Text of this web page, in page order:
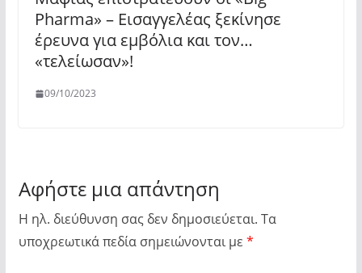
Pharma» – Εισαγγελέας ξεκίνησε
έρευνα για εμβόλια και τον…
«τελείωσαν»!
09/10/2023
Αφήστε μια απάντηση
Η ηλ. διεύθυνση σας δεν δημοσιεύεται. Τα
υποχρεωτικά πεδία σημειώνονται με *